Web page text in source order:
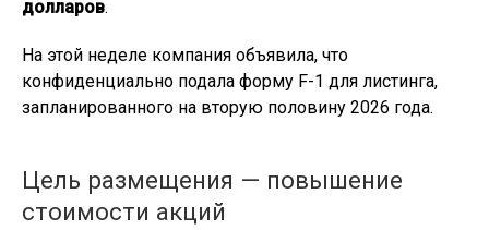
долларов.
На этой неделе компания объявила, что
конфиденциально подала форму F-1 для листинга,
запланированного на вторую половину 2026 года.
Цель размещения — повышение
стоимости акций